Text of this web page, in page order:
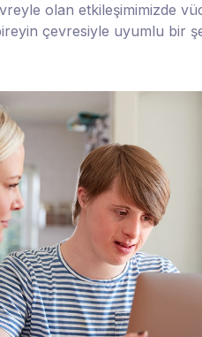
olan etkileşimimizde
çevresiyle uyumlu bir